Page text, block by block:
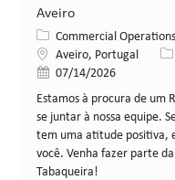
Aveiro
Category
Commercial Operations
Location
Aveiro, Portugal
Posted Date
07/14/2026
Estamos à procura de um
se juntar à nossa equipe.
tem uma atitude positiva,
você. Venha fazer parte
Tabaqueira!